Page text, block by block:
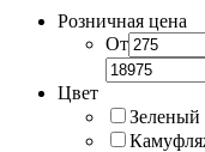
Розничная цена
От
Цвет
Зеленый